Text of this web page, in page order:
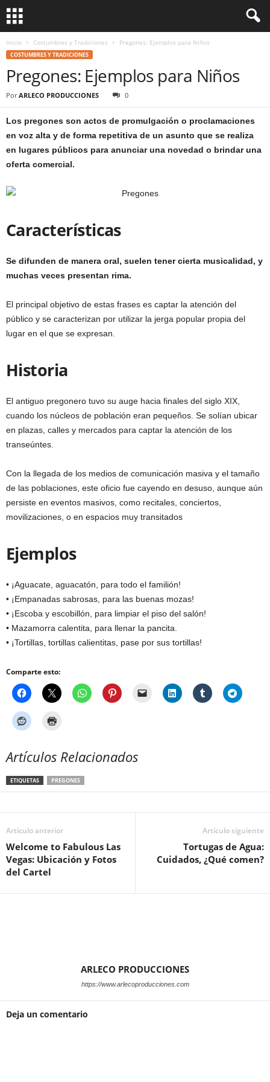
Inicio Costumbres y Tradiciones Pregones: Ejemplos para Niños
COSTUMBRES Y TRADICIONES
Pregones: Ejemplos para Niños
Por ARLECO PRODUCCIONES 0
Los pregones son actos de promulgación o proclamaciones
en voz alta y de forma repetitiva de un asunto que se realiza
en lugares públicos para anunciar una novedad o brindar una
oferta comercial.
Características
Se difunden de manera oral, suelen tener cierta musicalidad, y
muchas veces presentan rima.
El principal objetivo de estas frases es captar la atención del
público y se caracterizan por utilizar la jerga popular propia del
lugar en el que se expresan.
Historia
El antiguo pregonero tuvo su auge hacia finales del siglo XIX,
cuando los núcleos de población eran pequeños. Se solían ubicar
en plazas, calles y mercados para captar la atención de los
transeúntes.
Con la llegada de los medios de comunicación masiva y el tamaño
de las poblaciones, este oficio fue cayendo en desuso, aunque aún
persiste en eventos masivos, como recitales, conciertos,
movilizaciones, o en espacios muy transitados
Ejemplos
• ¡Aguacate, aguacatón, para todo el familión!
• ¡Empanadas sabrosas, para las buenas mozas!
• ¡Escoba y escobillón, para limpiar el piso del salón!
• Mazamorra calentita, para llenar la pancita.
• ¡Tortillas, tortillas calientitas, pase por sus tortillas!
Comparte esto:
Artículos Relacionados
ETIQUETAS PREGONES
Artículo anterior
Welcome to Fabulous Las
Vegas: Ubicación y Fotos
del Cartel
Artículo siguiente
Tortugas de Agua:
Cuidados, ¿Qué comen?
ARLECO PRODUCCIONES
https://www.arlecoproducciones.com
Deja un comentario